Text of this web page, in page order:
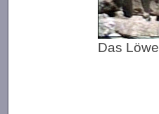
Das